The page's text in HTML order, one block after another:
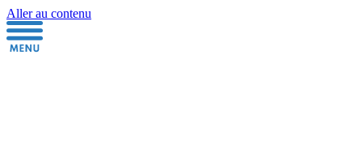
Aller au contenu